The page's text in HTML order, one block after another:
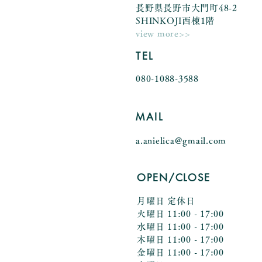
長野県長野市大門町48-2
SHINKOJI西棟1階
view more>>
TEL
080-1088-3588
MAIL
a.anielica@gmail.com
OPEN/CLOSE
月曜日 定休日
火曜日 11:00 - 17:00
水曜日 11:00 - 17:00
木曜日 11:00 - 17:00
金曜日 11:00 - 17:00